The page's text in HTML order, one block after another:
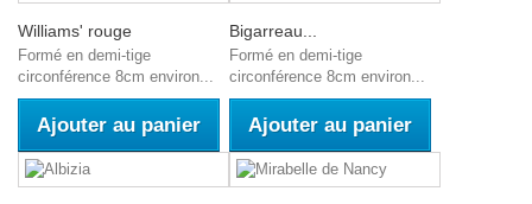
Williams' rouge
Formé en demi-tige
circonférence 8cm environ...
Ajouter au panier
Bigarreau...
Formé en demi-tige
circonférence 8cm environ...
Ajouter au panier